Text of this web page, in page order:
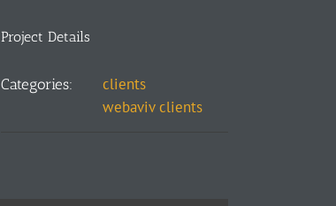
Project Details
Categories:
clients
webaviv clients